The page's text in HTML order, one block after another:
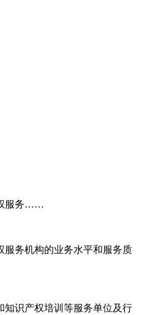
权服务……
服务机构的业务水平和服务质
知识产权培训等服务单位及行